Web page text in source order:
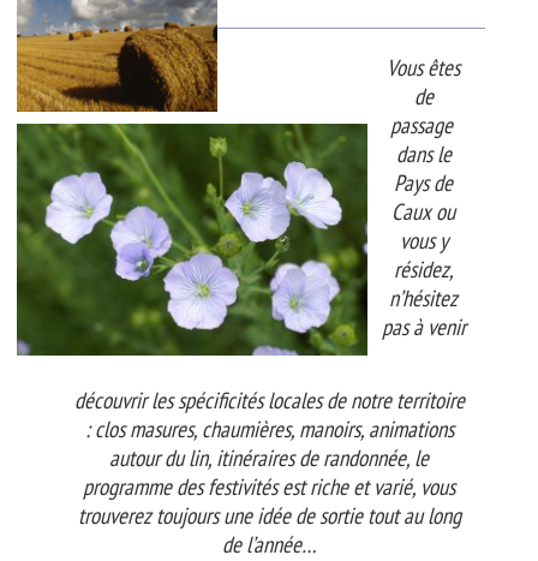
Vous êtes
de
passage
dans le
Pays de
Caux ou
vous y
résidez,
n’hésitez
pas à venir
découvrir les spécificités locales de notre territoire
: clos masures, chaumières, manoirs, animations
autour du lin, itinéraires de randonnée, le
programme des festivités est riche et varié, vous
trouverez toujours une idée de sortie tout au long
de l’année…